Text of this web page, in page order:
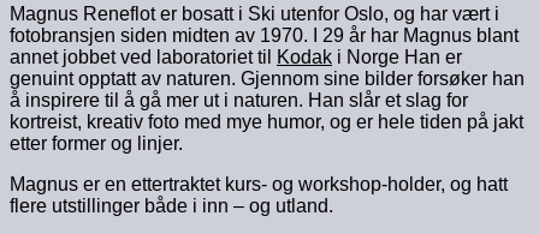
Magnus Reneflot er bosatt i Ski utenfor Oslo, og har vært i
fotobransjen siden midten av 1970. I 29 år har Magnus blant
annet jobbet ved laboratoriet til
Kodak i Norge Han er
genuint opptatt av naturen. Gjennom sine bilder forsøker han
å inspirere til å gå mer ut i naturen. Han slår et slag for
kortreist, kreativ foto med mye humor, og er hele tiden på jakt
etter former og linjer.
Magnus er en ettertraktet kurs- og workshop-holder, og hatt
flere utstillinger både i inn – og utland.